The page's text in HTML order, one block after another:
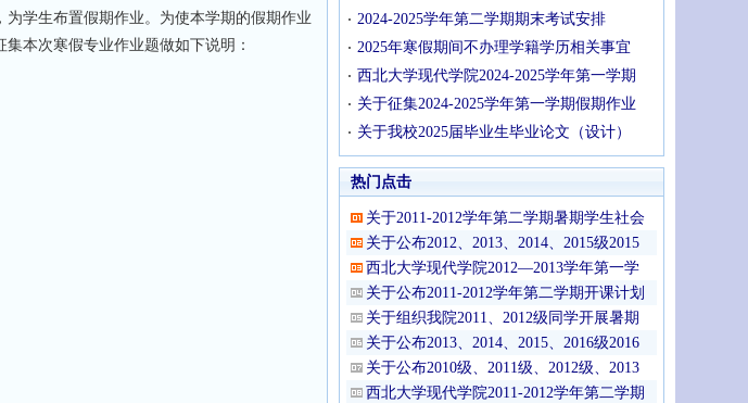
学生布置假期作业。为使本学期的假期作业
本次寒假专业作业题做如下说明：
2024-2025学年第二学期期末考试安排
2025年寒假期间不办理学籍学历相关事宜
西北大学现代学院2024-2025学年第一学期
关于征集2024-2025学年第一学期假期作业
关于我校2025届毕业生毕业论文（设计）
热门点击
关于2011-2012学年第二学期暑期学生社会
关于公布2012、2013、2014、2015级2015
西北大学现代学院2012—2013学年第一学
关于公布2011-2012学年第二学期开课计划
关于组织我院2011、2012级同学开展暑期
关于公布2013、2014、2015、2016级2016
关于公布2010级、2011级、2012级、2013
西北大学现代学院2011-2012学年第二学期